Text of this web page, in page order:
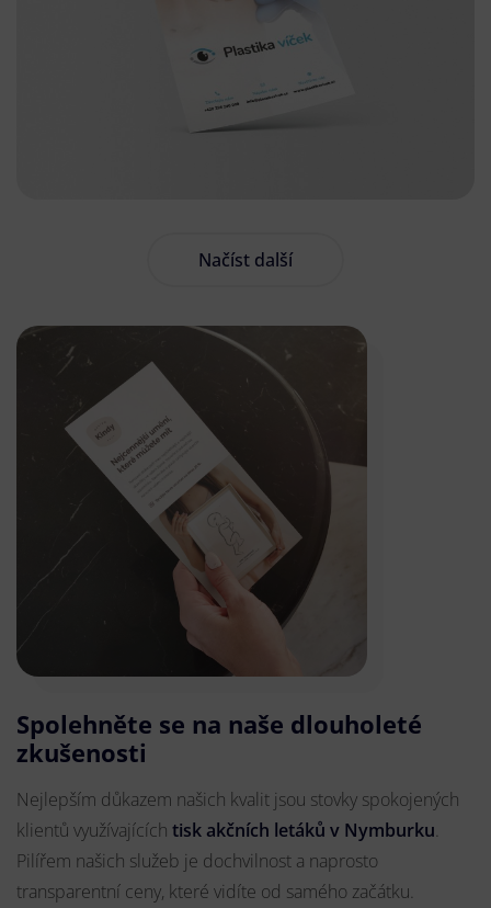
Načíst další
Spolehněte se na naše dlouholeté
zkušenosti
Nejlepším důkazem našich kvalit jsou stovky spokojených
klientů využívajících tisk akčních letáků v Nymburku.
Pilířem našich služeb je dochvilnost a naprosto
transparentní ceny, které vidíte od samého začátku.